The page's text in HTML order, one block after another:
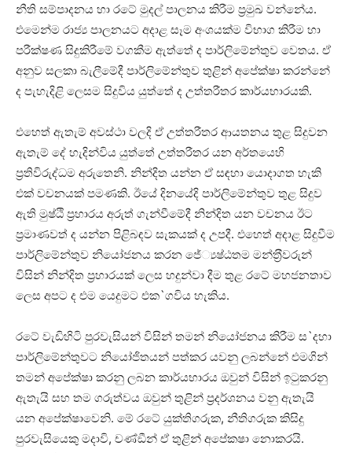
නීති සම්පාදනය හා රටේ මුදල් පාලනය කිරීම ප‍්‍රමුඛ වන්නේය.
එමෙන්ම රාජ්‍ය පාලනයට අදාළ සෑම අංශයක්ම විභාග කිරීම හා
පරීක්ෂණ සිදුකිරීමේ වගකීම ඇත්තේ ද පාර්ලිමේන්තුව වෙතය. ඒ
අනුව සලකා බැලීමේදී පාර්ලිමේන්තුව තුළින් අපේක්ෂා කරන්නේ
ද පැහැදිළි ලෙසම සිදුවිය යුත්තේ ද උත්තරීතර කාර්යභාරයකි.
එහෙත් ඇතැම් අවස්ථා වලදි ඒ උත්තරීතර ආයතනය තුළ සිදුවන
ඇතැම් දේ හැදින්විය යුත්තේ උත්තරීතර යන අර්තයෙහි
ප‍්‍රතිවිරුද්ධම අරුතෙනි. නින්දිත යන්න ඒ සඳහා යොදාගත හැකි
එක් වචනයක් පමණකි. ඊයේ දිනයේදි පාර්ලිමේන්තුව තුළ සිදුව
ඇති මුෂ්ඨි ප‍්‍රහාරය අරුත් ගැන්වීමේදී නින්දිත යන වචනය ඊට
ප‍්‍රමාණවත් ද යන්න පිළිබඳව සැකයක් ද උපදී. එහෙත් අදාළ සිදුවීම
පාර්ලිමේන්තුව නියෝජනය කරන ජේ්‍යෂ්ඨතම මන්ත‍්‍රීවරුන්
විසින් නින්දිත ප‍්‍රහාරයක් ලෙස හදුන්වා දීම තුළ රටේ මහජනතාව
ලෙස අපට ද එම යෙදුමට එක`ගවිය හැකිය.
රටේ වැඩිහිටි පුරවැසියන් විසින් තමන් නියෝජනය කිරීම ස`දහා
පාර්ලිමේන්තුවට නියෝජිතයන් පත්කර යවනු ලබන්නේ එමගින්
තමන් අපේක්ෂා කරනු ලබන කාර්යභාරය ඔවුන් විසින් ඉටුකරනු
ඇතැයි සහ තම ගරුත්වය ඔවුන් තුළින් ප‍්‍රදර්ශනය වනු ඇතැයි
යන අපේක්ෂාවෙනි. මේ රටේ යුක්තිගරුක, නීතිගරුක කිසිදු
පුරවැසියෙකු මදාවි, චණ්ඞීන් ඒ තුළින් අපේකෂා නොකරයි.